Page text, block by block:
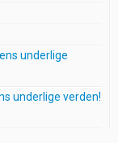
underlige
underlige verden!